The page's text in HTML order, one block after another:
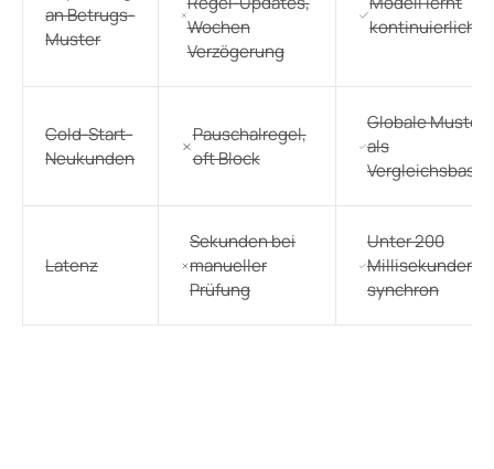
an Betrugs-
Muster
Wochen
Verzögerung
kontinuierlich
Cold-Start-
Neukunden
Pauschalregel,
oft Block
Globale Muster
als
Vergleichsbasis
Latenz
Sekunden bei
manueller
Prüfung
Unter 200
Millisekunden
synchron